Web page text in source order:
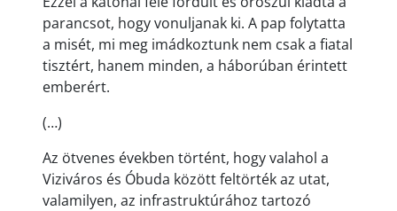
parancsot, hogy vonuljanak ki. A pap folytatta
a misét, mi meg imádkoztunk nem csak a fiatal
tisztért, hanem minden, a háborúban érintett
emberért.
(…)
Az ötvenes években történt, hogy valahol a
Viziváros és Óbuda között feltörték az utat,
valamilyen, az infrastruktúrához tartozó